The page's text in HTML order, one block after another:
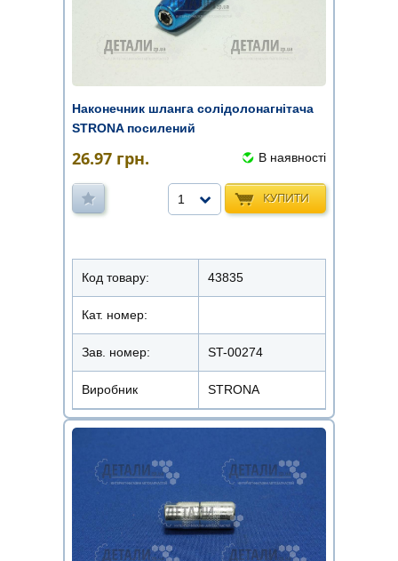
Наконечник шланга солідолонагнітача
STRONA посилений
26.97 грн. В наявності
КУПИТИ
1
Код товару: 43835
Кат. номер:
Зав. номер: ST-00274
Виробник STRONA